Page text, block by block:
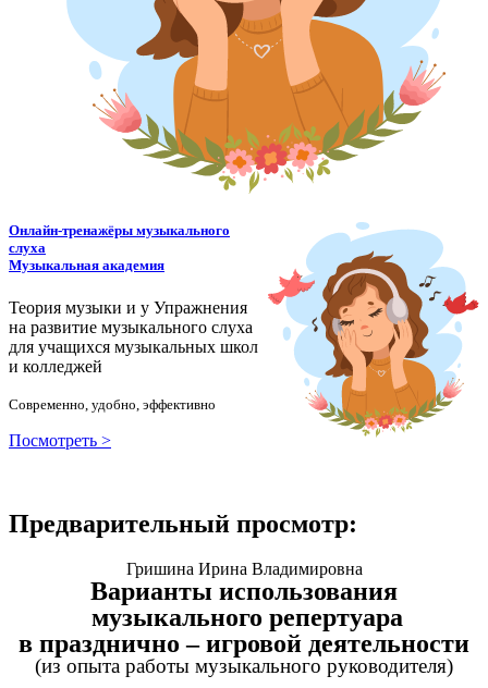
Онлайн-тренажёры музыкального
слуха
Музыкальная академия
Теория музыки и у Упражнения
на развитие музыкального слуха
для учащихся музыкальных школ
и колледжей
Современно, удобно, эффективно
Посмотреть >
Предварительный просмотр:
Гришина Ирина Владимировна
Варианты использования
музыкального репертуара
в празднично – игровой деятельности
(из опыта работы музыкального руководителя)